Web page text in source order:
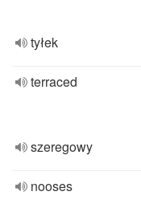
tyłek
terraced
szeregowy
nooses